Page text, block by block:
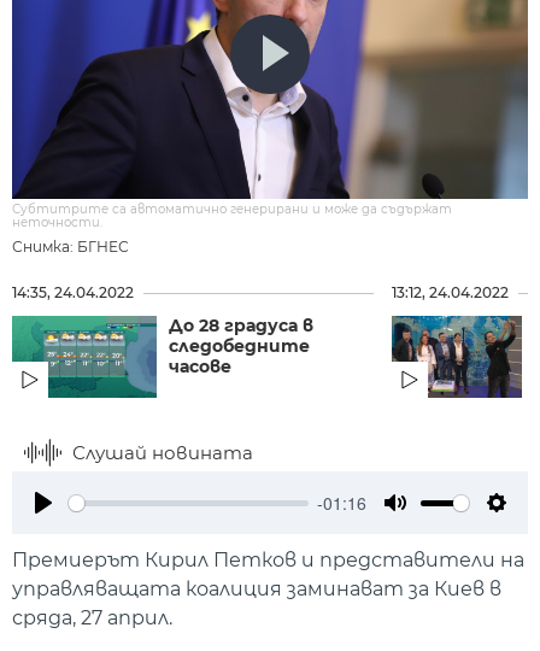
Снимка: БГНЕС
Субтитрите са автоматично генерирани и може да съдържат
неточности.
14:35, 24.04.2022
До 28 градуса в
следобедните
часове
13:12, 24.04.2022
Слушай новината
-01:16
Премиерът Кирил Петков и представители на
управляващата коалиция заминават за Киев в
сряда, 27 април.